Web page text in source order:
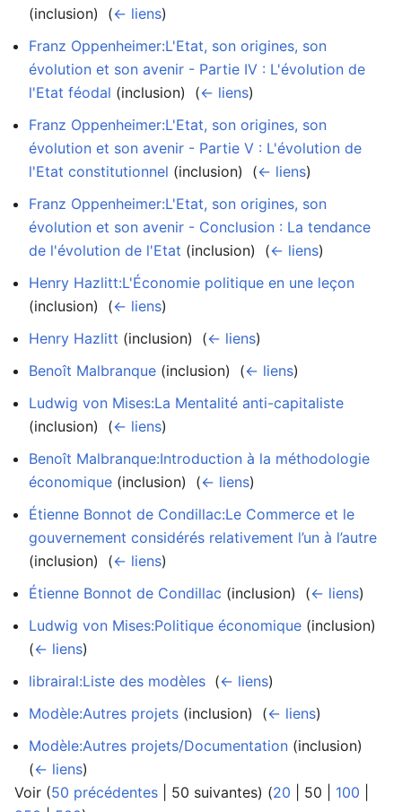
(inclusion) ‎ (← liens)
Franz Oppenheimer:L'Etat, son origines, son
évolution et son avenir - Partie IV : L'évolution de
l'Etat féodal (inclusion) ‎ (← liens)
Franz Oppenheimer:L'Etat, son origines, son
évolution et son avenir - Partie V : L'évolution de
l'Etat constitutionnel (inclusion) ‎ (← liens)
Franz Oppenheimer:L'Etat, son origines, son
évolution et son avenir - Conclusion : La tendance
de l'évolution de l'Etat (inclusion) ‎ (← liens)
Henry Hazlitt:L'Économie politique en une leçon
(inclusion) ‎ (← liens)
Henry Hazlitt (inclusion) ‎ (← liens)
Benoît Malbranque (inclusion) ‎ (← liens)
Ludwig von Mises:La Mentalité anti-capitaliste
(inclusion) ‎ (← liens)
Benoît Malbranque:Introduction à la méthodologie
économique (inclusion) ‎ (← liens)
Étienne Bonnot de Condillac:Le Commerce et le
gouvernement considérés relativement l’un à l’autre
(inclusion) ‎ (← liens)
Étienne Bonnot de Condillac (inclusion) ‎ (← liens)
Ludwig von Mises:Politique économique (inclusion) ‎
(← liens)
librairal:Liste des modèles (← liens)
Modèle:Autres projets (inclusion) ‎ (← liens)
Modèle:Autres projets/Documentation (inclusion) ‎
(← liens)
Voir (50 précédentes 50 suivantes) (20 50 100